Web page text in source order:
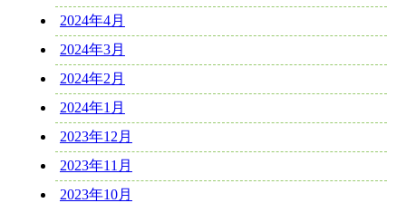
2024年4月
2024年3月
2024年2月
2024年1月
2023年12月
2023年11月
2023年10月